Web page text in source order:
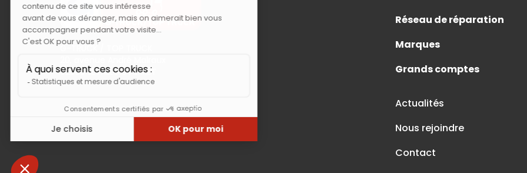
G-TRUCK / TOP TRUCK
92309 LEVALLOIS PERRET
Réseau de réparation
Marques
Grands comptes
Actualités
Nous rejoindre
Contact